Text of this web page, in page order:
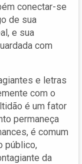
conectar-se
de sua
e sua
com
e letras
com o
é um fator
permaneça
é comum
público,
da